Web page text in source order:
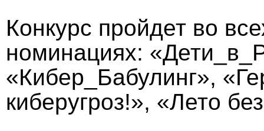
Конкурс пройдет во
номинациях:
«Кибер_Бабулинг»,
киберугроз!», «Лето